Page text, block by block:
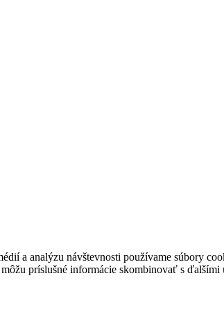
a analýzu návštevnosti používame súbory
príslušné informácie skombinovať s